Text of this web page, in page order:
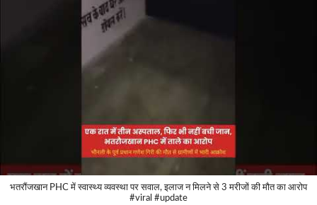
भतरौंजखान PHC में स्वास्थ्य व्यवस्था पर सवाल, इलाज न मिलने से 3 मरीजों की मौत का आरोप
#viral #update